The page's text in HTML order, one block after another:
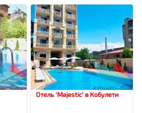
Отель 'Majestic' в Кобулети